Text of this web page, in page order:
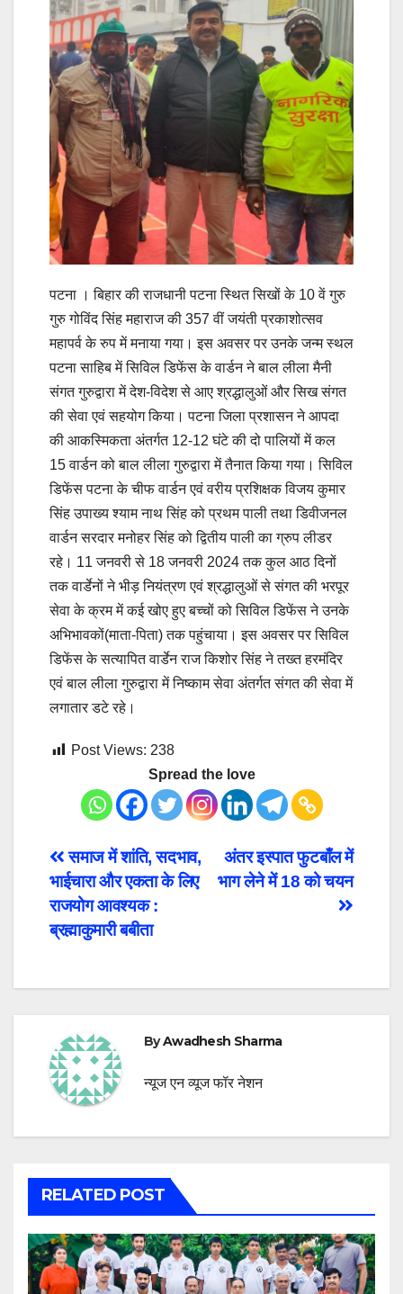
पटना । बिहार की राजधानी पटना स्थित सिखों के 10 वें गुरु
गुरु गोविंद सिंह महाराज की 357 वीं जयंती प्रकाशोत्सव
महापर्व के रुप में मनाया गया। इस अवसर पर उनके जन्म स्थल
पटना साहिब में सिविल डिफेंस के वार्डन ने बाल लीला मैनी
संगत गुरुद्वारा में देश-विदेश से आए श्रद्धालुओं और सिख संगत
की सेवा एवं सहयोग किया। पटना जिला प्रशासन ने आपदा
की आकस्मिकता अंतर्गत 12-12 घंटे की दो पालियों में कल
15 वार्डन को बाल लीला गुरुद्वारा में तैनात किया गया। सिविल
डिफेंस पटना के चीफ वार्डन एवं वरीय प्रशिक्षक विजय कुमार
सिंह उपाख्य श्याम नाथ सिंह को प्रथम पाली तथा डिवीजनल
वार्डन सरदार मनोहर सिंह को द्वितीय पाली का ग्रुप लीडर
रहे। 11 जनवरी से 18 जनवरी 2024 तक कुल आठ दिनों
तक वार्डेनों ने भीड़ नियंत्रण एवं श्रद्धालुओं से संगत की भरपूर
सेवा के क्रम में कई खोए हुए बच्चों को सिविल डिफेंस ने उनके
अभिभावकों(माता-पिता) तक पहुंचाया। इस अवसर पर सिविल
डिफेंस के सत्यापित वार्डेन राज किशोर सिंह ने तख्त हरमंदिर
एवं बाल लीला गुरुद्वारा में निष्काम सेवा अंतर्गत संगत की सेवा में
लगातार डटे रहे।
Post Views: 238
Spread the love
Post
navigation
अंतर इस्पात फुटबाँल में
भाग लेने में 18 को चयन
समाज में शांति, सदभाव,
भाईचारा और एकता के लिए
राजयोग आवश्यक :
ब्रह्माकुमारी बबीता
ByAwadhesh Sharma
न्यूज एन व्यूज फॉर नेशन
RELATED POST